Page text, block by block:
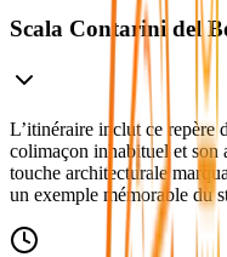
Scala Contarini del
L’itinéraire inclut ce repère
colimaçon inhabituel et son
touche architecturale
un exemple mémorable du